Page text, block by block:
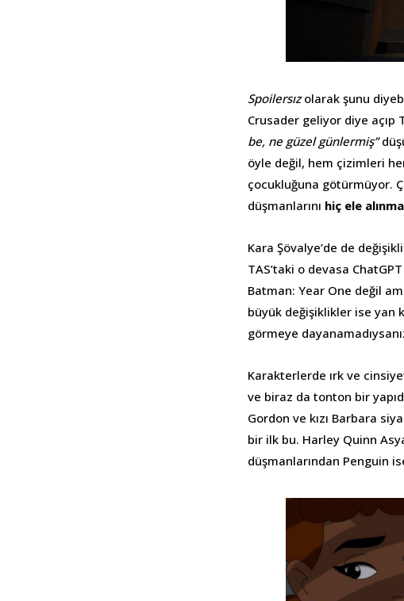
Spoilersızolarak şunu
Crusader geliyor diye açıp
be, ne güzel günlermiş”
öyle değil, hem çizimleri
çocukluğuna götürmüyor.
düşmanlarını hiç ele
Kara Şövalye’de de
TAS’taki o devasa
Batman: Year One değil
büyük değişiklikler ise yan
görmeye
Karakterlerde ırk ve
ve biraz da tonton bir
Gordon ve kızı Barbara
bir ilk bu. Harley Quinn
düşmanlarından Penguin